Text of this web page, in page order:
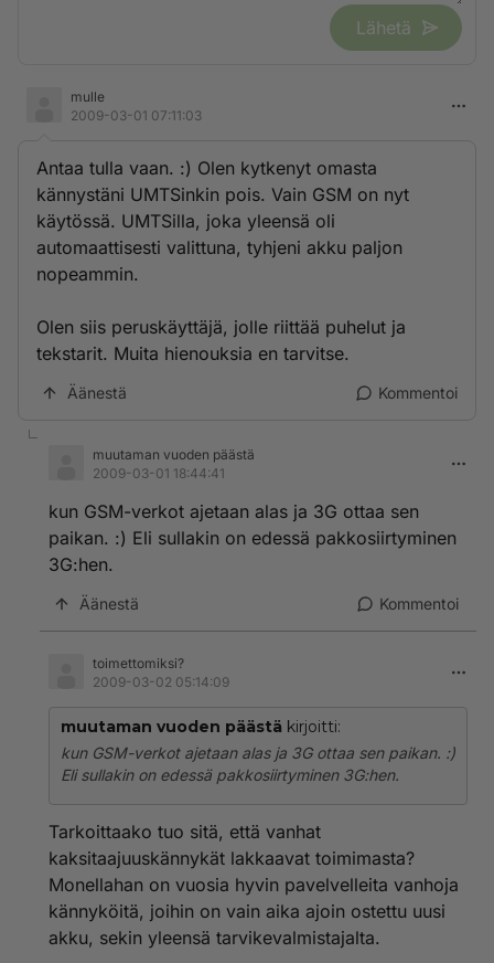
Lähetä
mulle
2009-03-01 07:11:03
Antaa tulla vaan. :) Olen kytkenyt omasta
kännystäni UMTSinkin pois. Vain GSM on nyt
käytössä. UMTSilla, joka yleensä oli
automaattisesti valittuna, tyhjeni akku paljon
nopeammin.
Olen siis peruskäyttäjä, jolle riittää puhelut ja
tekstarit. Muita hienouksia en tarvitse.
Äänestä Kommentoi
muutaman vuoden päästä
2009-03-01 18:44:41
kun GSM-verkot ajetaan alas ja 3G ottaa sen
paikan. :) Eli sullakin on edessä pakkosiirtyminen
3G:hen.
Äänestä Kommentoi
toimettomiksi?
2009-03-02 05:14:09
muutaman vuoden päästä kirjoitti:
kun GSM-verkot ajetaan alas ja 3G ottaa sen paikan. :)
Eli sullakin on edessä pakkosiirtyminen 3G:hen.
Tarkoittaako tuo sitä, että vanhat
kaksitaajuuskännykät lakkaavat toimimasta?
Monellahan on vuosia hyvin pavelvelleita vanhoja
kännyköitä, joihin on vain aika ajoin ostettu uusi
akku, sekin yleensä tarvikevalmistajalta.